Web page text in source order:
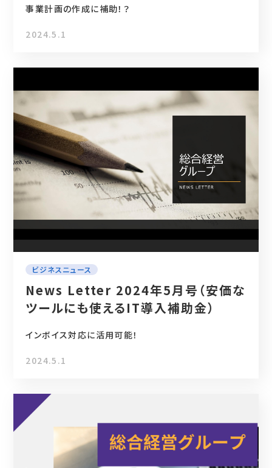
事業計画の作成に補助！？
2024.5.1
ビジネスニュース
News Letter 2024年5月号（安価な
ツールにも使えるIT導入補助金）
インボイス対応に活用可能！
2024.5.1